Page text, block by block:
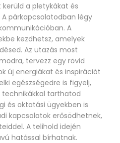
a pletykákat és
párkapcsolatodban légy
A
kezdhetsz, amelyek
Az utazás most
tervezz egy rövid
új energiákat és inspirációt
egészségedre is figyelj,
tarthatod
és oktatási ügyekben is
kapcsolatok erősödhetnek,
A telihold idején
hatással bírhatnak.